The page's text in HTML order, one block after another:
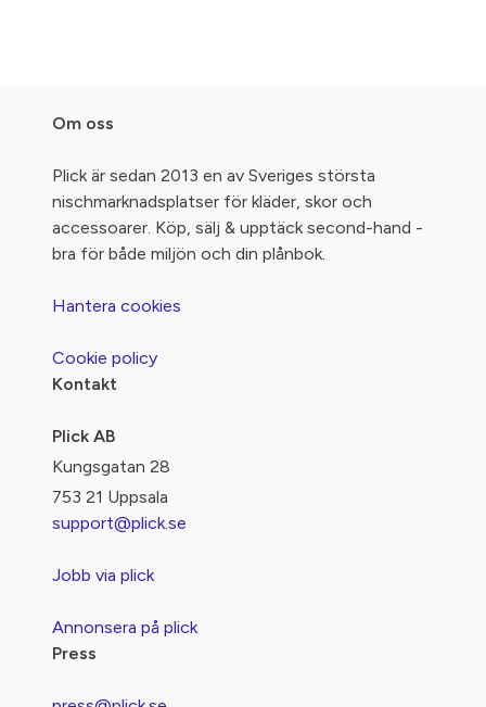
Om oss
Plick är sedan 2013 en av Sveriges största
nischmarknadsplatser för kläder, skor och
accessoarer. Köp, sälj & upptäck second-hand -
bra för både miljön och din plånbok.
Hantera cookies
Cookie policy
Kontakt
Plick AB
Kungsgatan 28
753 21 Uppsala
support@plick.se
Jobb via plick
Annonsera på plick
Press